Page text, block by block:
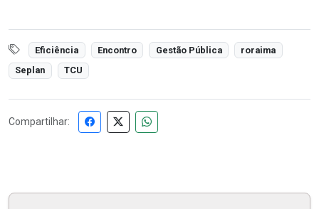
Eficiência Encontro Gestão Pública
roraima
Seplan
TCU
Compartilhar: